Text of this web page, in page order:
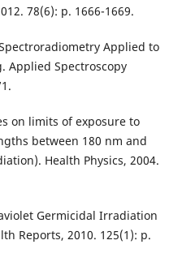
78(6): p. 1666-1669.
Applied to
Applied Spectroscopy
on limits of exposure to
between 180 nm and
Health Physics, 2004.
Germicidal Irradiation
Reports, 2010. 125(1): p.